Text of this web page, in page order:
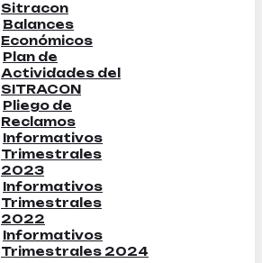
Sitracon
Balances
Económicos
Plan de
Actividades del
SITRACON
Pliego de
Reclamos
Informativos
Trimestrales
2023
Informativos
Trimestrales
2022
Informativos
Trimestrales 2024